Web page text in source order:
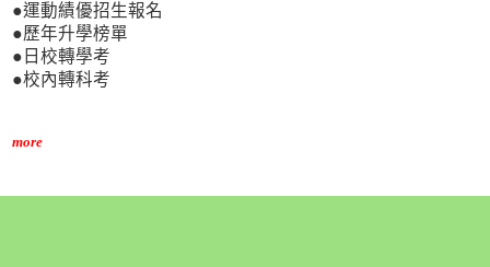
●運動績優招生報名
●歷年升學榜單
●日校轉學考
●校內轉科考
more